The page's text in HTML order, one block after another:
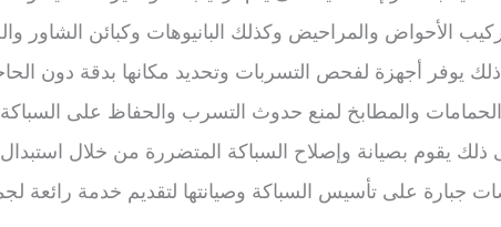
الأحواض والمراحيض وكذلك البانيوهات وكبائن الشاور
يوفر أجهزة لفحص التسربات وتحديد مكانها بدقة دون
والمطابخ لمنع حدوث التسرب والحفاظ على
ذلك يقوم بصيانة وإصلاح السباكة المتضررة من خلال
جبارة على تأسيس السباكة وصيانتها لتقديم خدمة رائعة